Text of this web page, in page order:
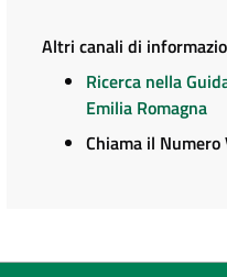
Altri canali di
Ricerca nella
Emilia Romagna
Chiama il